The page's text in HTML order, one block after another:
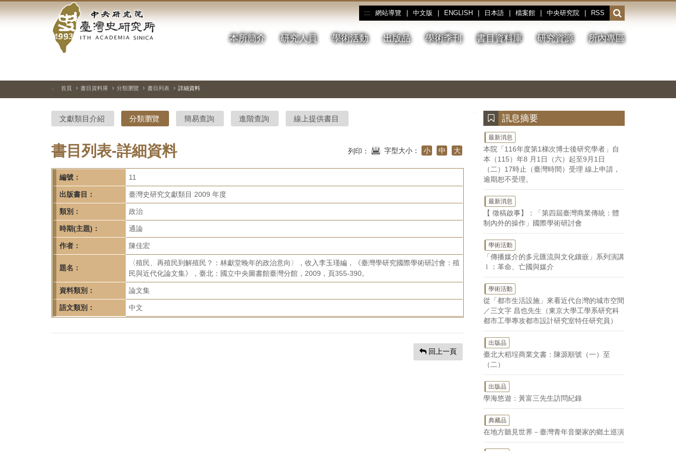
到
中
央
研
院-
臺
灣
史
研
究
所-
首
頁
::: 網站導覽 中文版 ENGLISH 日本語 檔案館 中央研究院 RSS
開
啟
或
收
本所簡介 研究人員 學術活動 出版品 學術季刊 書目資料庫 研究資源 所內專區
停、
圖
圖
結
::: 首頁 書目資料庫 分類瀏覽 書目列表 詳細資料
文獻類目介紹 分類瀏覽 簡易查詢 進階查詢 線上提供書目
書目列表-詳細資料 列印： 字型大小： 小 中 大
編號： 11
出版書目： 臺灣史研究文獻類目 2009 年度
類別： 政治
時期(主題)： 通論
作者： 陳佳宏
題名：
〈殖民、再殖民到解殖民？：林獻堂晚年的政治意向〉，收入李玉瑾編，《臺灣學研究國際學術研討會：殖
民與近代化論文集》，臺北：國立中央圖書館臺灣分館，2009，頁355-390。
資料類別： 論文集
語文類別： 中文
回上一頁
訊息摘要
最新消息
本院「116年度第1梯次博士後研究學者」自
本（115）年8 月1日（六）起至9月1日
（二）17時止（臺灣時間）受理 線上申請，
逾期恕不受理。
最新消息
【 徵稿啟事】：「第四屆臺灣商業傳統：體
制內外的操作」國際學術研討會
學術活動
「傳播媒介的多元匯流與文化鑲嵌」系列演講
Ⅰ：革命、亡國與媒介
學術活動
從「都市生活設施」來看近代台灣的城市空間
／三文字 昌也先生（東京大學工學系研究科
都市工學專攻都市設計研究室特任研究員）
出版品
臺北大稻埕商業文書：陳源順號（一）至
（二）
出版品
學海悠遊：黃富三先生訪問紀錄
典藏品
在地方聽見世界－臺灣青年音樂家的鄉土巡演